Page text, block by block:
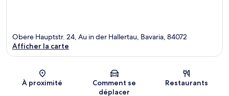
Carte
Obere Hauptstr. 24, Au in der Hallertau, Bavaria, 84072
Afficher la carte
À proximité
Comment se
déplacer
Restaurants